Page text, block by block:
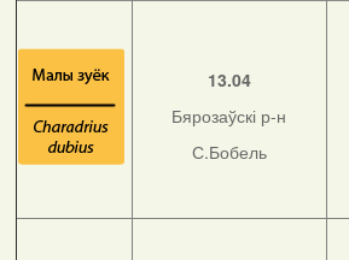
13.04
Бярозаўскі р-н
С.Бобель